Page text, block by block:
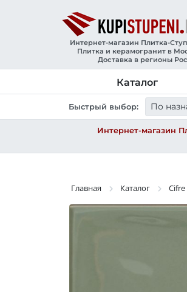
Интернет-магазин Плитка-
Плитка и керамогранит в
Доставка в регионы
Каталог
Быстрый выбор: По
Интернет-магазин
Главная Каталог Cifre